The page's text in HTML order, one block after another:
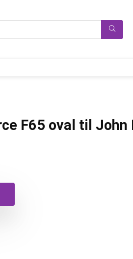
F65 oval til John